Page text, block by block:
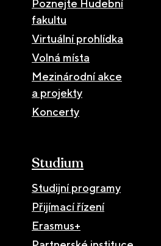
Poznejte Hudební
fakultu
Virtuální prohlídka
Volná místa
Mezinárodní akce
a projekty
Koncerty
Studium
Studijní programy
Přijímací řízení
Erasmus+